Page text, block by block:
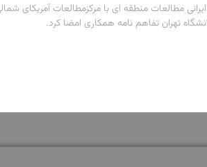
مطالعات منطقه ای با مرکزمطالعات آمریکای
تهران تفاهم نامه همکاری امضا کرد.